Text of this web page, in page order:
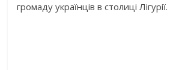
громаду українців в столиці Лігурії.